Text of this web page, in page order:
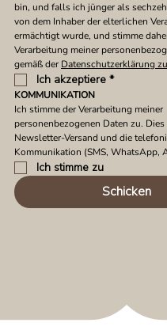
bin, und falls ich jünger als
von dem Inhaber der elterlichen
ermächtigt wurde, und stimme
Verarbeitung meiner
gemäß der Datenschutzerklärung
Ich akzeptiere *
KOMMUNIKATION
Ich stimme der Verarbeitung meiner
personenbezogenen Daten zu.
Newsletter-Versand und die
Kommunikation (SMS, WhatsApp,
Ich stimme zu
Schicken